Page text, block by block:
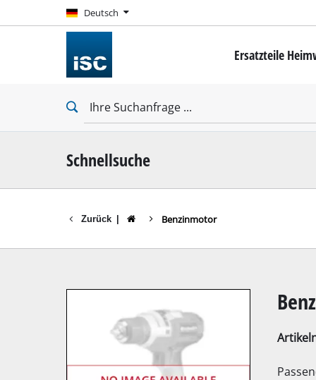
Deutsch
Deutsch
Ersatzteile
Mini-Schrauber
Schlagschrauber
Abbruchhämmer
Stationäre
Schnellsuche
Zurück Benzinmotor